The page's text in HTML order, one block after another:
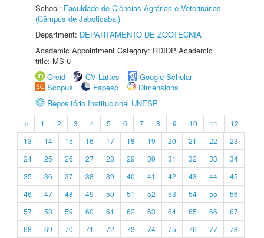
School: Faculdade de Ciências Agrárias e Veterinárias
(Câmpus de Jaboticabal)
Department: DEPARTAMENTO DE ZOOTECNIA
Academic Appointment Category: RDIDP Academic
title: MS-6
Orcid
CV Lattes
Google Scholar
Scopus
Fapesp
Dimensions
Repositório Institucional UNESP
« 1 2 3 4 5 6 7 8 9 10 11
12
13
14 15 16 17 18 19 20 21 22
23
24
25 26 27 28 29 30 31 32 33
34
35
36 37 38 39 40 41 42 43 44
45
46
47 48 49 50 51 52 53 54 55
56
57
58 59 60 61 62 63 64 65 66
67
68
69 70 71 72 73 74 75 76 77
78